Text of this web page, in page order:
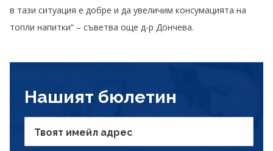
в тази ситуация е добре и да увеличим консумацията на
топли напитки“ – съветва още д-р Дончева.
Нашият бюлетин
Твоят имейл адрес